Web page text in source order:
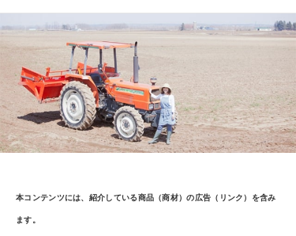
本コンテンツには、紹介している商品（商材）の広告（リンク）を含み
ます。